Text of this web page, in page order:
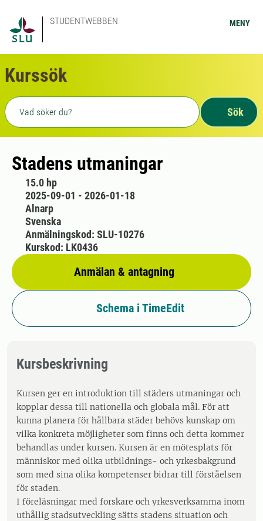
STUDENTWEBBEN MENY
Kurssök
Fritext sökning
Sök
Stadens utmaningar
15.0 hp
2025-09-01 - 2026-01-18
Alnarp
Svenska
Anmälan & antagning
Anmälningskod: SLU-10276
Kurskod: LK0436
Schema i TimeEdit
Kursbeskrivning
Kursen ger en introduktion till städers utmaningar och
kopplar dessa till nationella och globala mål. För att
kunna planera för hållbara städer behövs kunskap om
vilka konkreta möjligheter som finns och detta kommer
behandlas under kursen. Kursen är en mötesplats för
människor med olika utbildnings- och yrkesbakgrund
som med sina olika kompetenser bidrar till förståelsen
för staden.
I föreläsningar med forskare och yrkesverksamma inom
uthållig stadsutveckling sätts stadens situation och